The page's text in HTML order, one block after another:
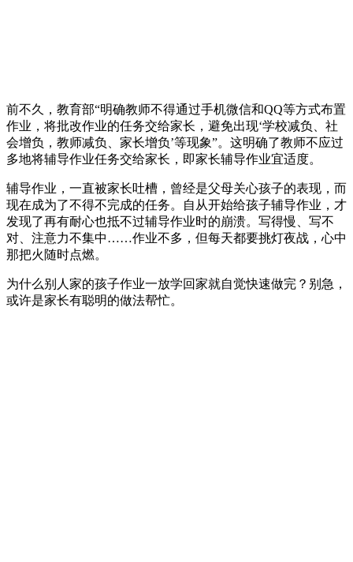
前不久，教育部“明确教师不得通过手机微信和QQ等方式布置
作业，将批改作业的任务交给家长，避免出现‘学校减负、社
会增负，教师减负、家长增负’等现象”。这明确了教师不应过
多地将辅导作业任务交给家长，即家长辅导作业宜适度。
辅导作业，一直被家长吐槽，曾经是父母关心孩子的表现，而
现在成为了不得不完成的任务。自从开始给孩子辅导作业，才
发现了再有耐心也抵不过辅导作业时的崩溃。写得慢、写不
对、注意力不集中……作业不多，但每天都要挑灯夜战，心中
那把火随时点燃。
为什么别人家的孩子作业一放学回家就自觉快速做完？别急，
或许是家长有聪明的做法帮忙。